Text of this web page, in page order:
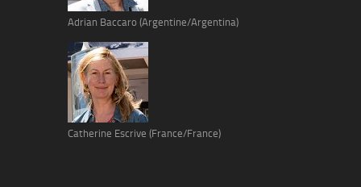
Adrian Baccaro (Argentine/Argentina)
Catherine Escrive (France/France)